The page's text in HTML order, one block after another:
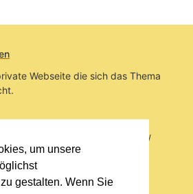
um unsere
gestalten. Wenn Sie
Webseite die sich das Thema
https://www.bierkreiszeichen.at/
Biersorten